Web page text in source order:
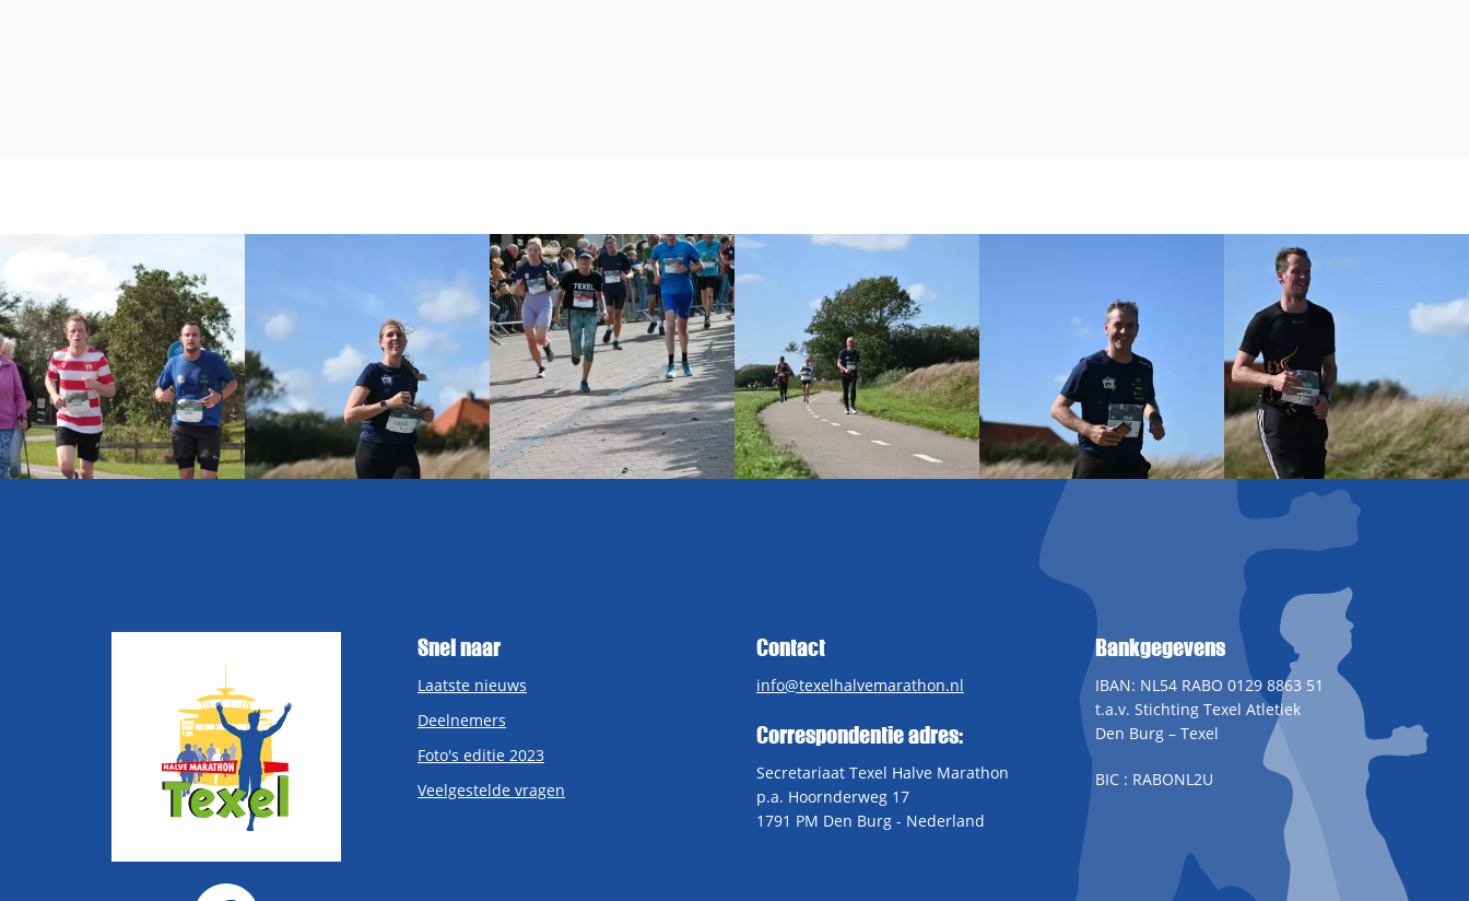
Snel naar
Laatste nieuws
Deelnemers
Foto's editie 2023
Veelgestelde vragen
Contact
info@texelhalvemarathon.nl
Correspondentie adres:
Secretariaat Texel Halve Marathon
p.a. Hoornderweg 17
1791 PM Den Burg - Nederland
Bankgegevens
IBAN: NL54 RABO 0129 8863 51
t.a.v. Stichting Texel Atletiek
Den Burg – Texel
BIC : RABONL2U